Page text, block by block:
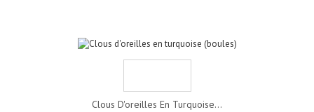
Clous D'oreilles En Turquoise...